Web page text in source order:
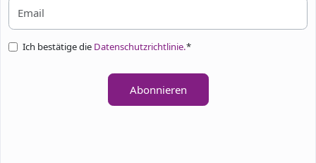
Ich bestätige die Datenschutzrichtlinie.*
Abonnieren